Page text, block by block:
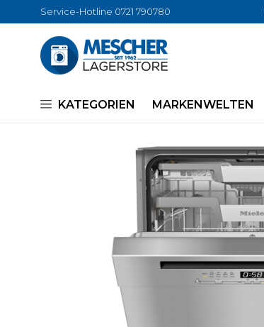
Service-Hotline 0721 790780
KATEGORIEN MARKENWELTEN